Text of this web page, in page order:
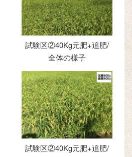
試験区②40Kg元肥+追肥/
全体の様子
試験区②40Kg元肥+追肥/